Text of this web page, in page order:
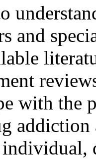
and
with the